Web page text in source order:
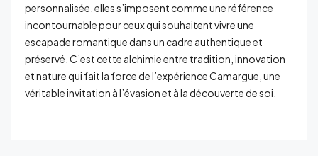
personnalisée, elles s’imposent comme une référence
incontournable pour ceux qui souhaitent vivre une
escapade romantique dans un cadre authentique et
préservé. C’est cette alchimie entre tradition, innovation
et nature qui fait la force de l’expérience Camargue, une
véritable invitation à l’évasion et à la découverte de soi.